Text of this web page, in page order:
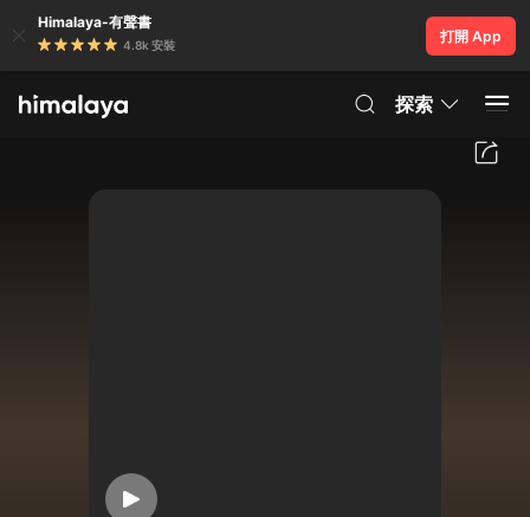
Himalaya-有聲書
4.8k 安裝
打開 App
探索